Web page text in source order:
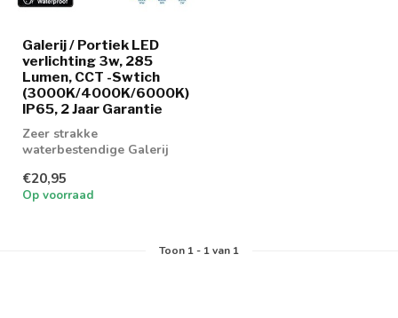
Galerij / Portiek LED
verlichting 3w, 285
Lumen, CCT -Swtich
(3000K/4000K/6000K)
IP65, 2 Jaar Garantie
Zeer strakke
waterbestendige Galerij
3000K, 4000k en 6000...
€20,95
Op voorraad
Toon 1- 1van 1